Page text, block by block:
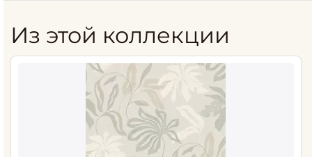
Из этой коллекции